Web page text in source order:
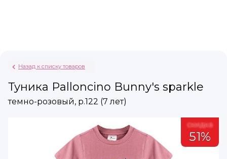
Назад к списку товаров
Туника Palloncino Bunny's sparkle
темно-розовый, р.122 (7 лет)
скидка
51%